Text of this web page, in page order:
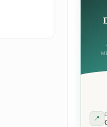
📍